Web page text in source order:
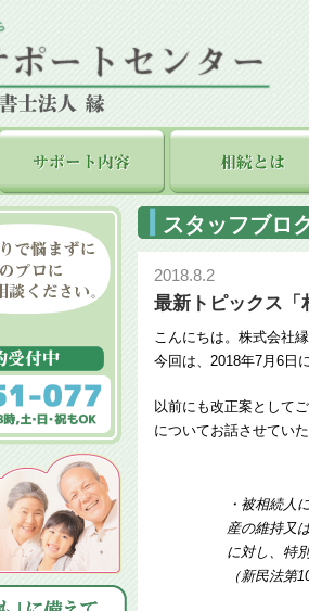
スタッフブロ
2018.8.2
最新トピックス「
こんにちは。株式会社
今回は、2018年7月6日
以前にも改正案として
についてお話させてい
・被相続人
産の維持又
に対し、特
（新民法第